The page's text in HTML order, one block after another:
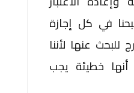
في كل إجازة
للبحث عنها لأننا
خطيئة يجب